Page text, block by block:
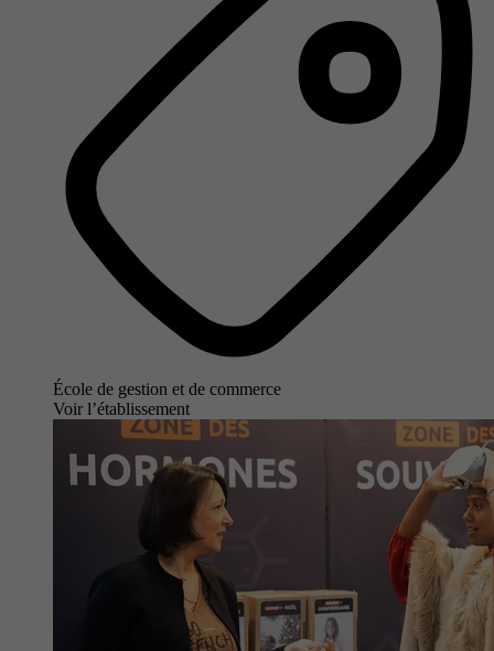
École de gestion et de commerce
Voir l’établissement